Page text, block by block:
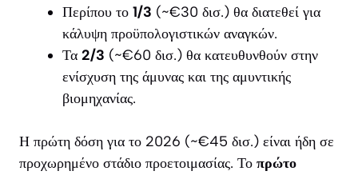
Περίπου το 1/3 (~€30 δισ.) θα διατεθεί για
κάλυψη προϋπολογιστικών αναγκών.
Τα 2/3 (~€60 δισ.) θα κατευθυνθούν στην
ενίσχυση της άμυνας και της αμυντικής
βιομηχανίας.
Η πρώτη δόση για το 2026 (~€45 δισ.) είναι ήδη σε
προχωρημένο στάδιο προετοιμασίας. Το πρώτο